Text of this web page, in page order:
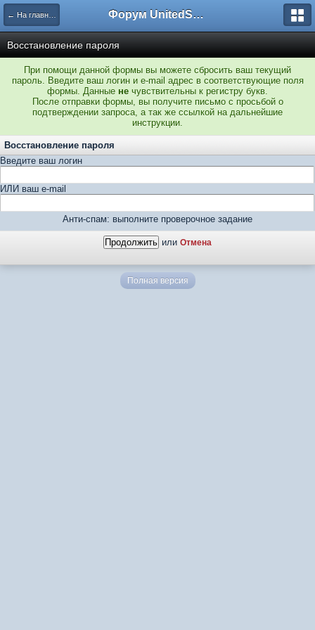
← На главную Форум UnitedSouth
Восстановление пароля
При помощи данной формы вы можете сбросить ваш текущий
пароль. Введите ваш логин и e-mail адрес в соответствующие поля
формы. Данные не чувствительны к регистру букв.
После отправки формы, вы получите письмо с просьбой о
подтверждении запроса, а так же ссылкой на дальнейшие
инструкции.
Восстановление пароля
Введите ваш логин
ИЛИ ваш e-mail
Анти-спам: выполните проверочное задание
или Отмена
Полная версия